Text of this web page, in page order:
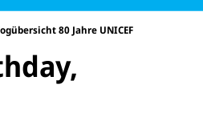
d
80 Jahre UNICEF